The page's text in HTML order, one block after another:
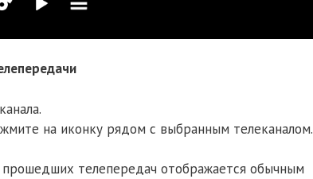
на иконку рядом с выбранным телеканалом.
телепередач отображается обычным